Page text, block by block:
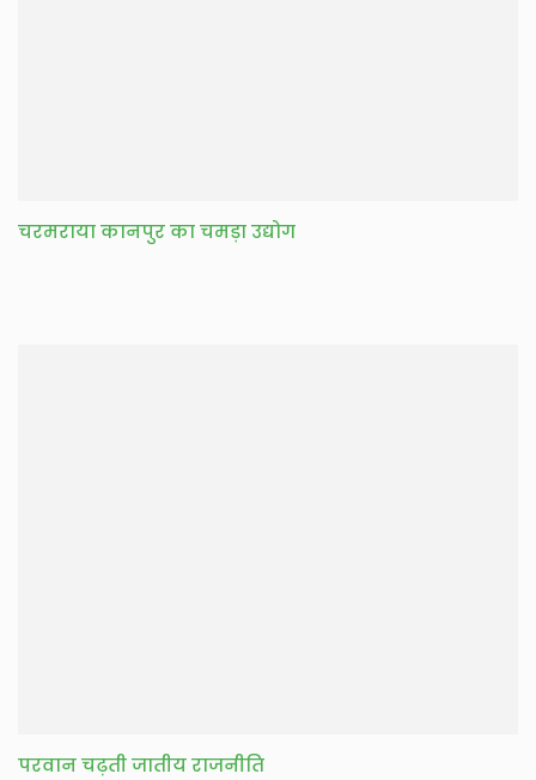
चरमराया कानपुर का चमड़ा उद्योग
परवान चढ़ती जातीय राजनीति